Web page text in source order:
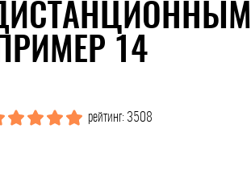
ПРИМЕР 14
рейтинг: 3508